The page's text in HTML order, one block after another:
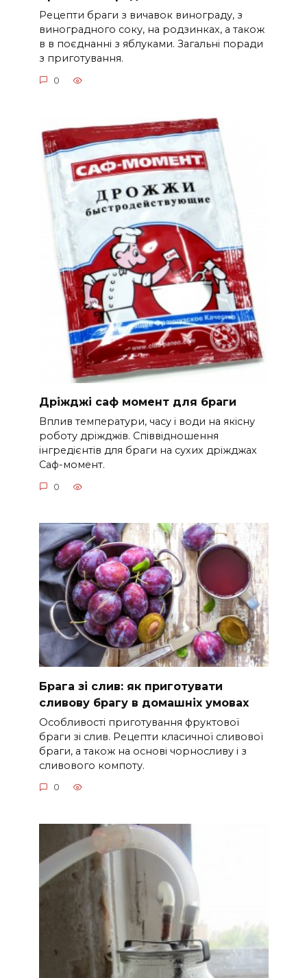
Рецепти браги з вичавок винограду, з
виноградного соку, на родзинках, а також
в в поєднанні з яблуками. Загальні поради
з приготування.
0
Дріжджі саф момент для браги
Вплив температури, часу і води на якісну
роботу дріжджів. Співвідношення
інгредієнтів для браги на сухих дріжджах
Саф-момент.
0
Брага зі слив: як приготувати
сливову брагу в домашніх умовах
Особливості приготування фруктової
браги зі слив. Рецепти класичної сливової
браги, а також на основі чорносливу і з
сливового компоту.
0